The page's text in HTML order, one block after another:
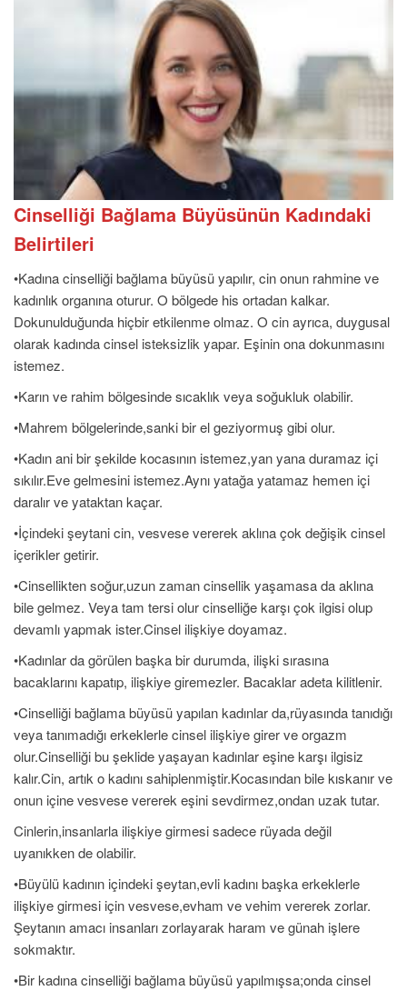
Cinselliği Bağlama Büyüsünün Kadındaki
Belirtileri
•Kadına cinselliği bağlama büyüsü yapılır, cin onun rahmine ve
kadınlık organına oturur. O bölgede his ortadan kalkar.
Dokunulduğunda hiçbir etkilenme olmaz. O cin ayrıca, duygusal
olarak kadında cinsel isteksizlik yapar. Eşinin ona dokunmasını
istemez.
•Karın ve rahim bölgesinde sıcaklık veya soğukluk olabilir.
•Mahrem bölgelerinde,sanki bir el geziyormuş gibi olur.
•Kadın ani bir şekilde kocasının istemez,yan yana duramaz içi
sıkılır.Eve gelmesini istemez.Aynı yatağa yatamaz hemen içi
daralır ve yataktan kaçar.
•İçindeki şeytani cin, vesvese vererek aklına çok değişik cinsel
içerikler getirir.
•Cinsellikten soğur,uzun zaman cinsellik yaşamasa da aklına
bile gelmez. Veya tam tersi olur cinselliğe karşı çok ilgisi olup
devamlı yapmak ister.Cinsel ilişkiye doyamaz.
•Kadınlar da görülen başka bir durumda, ilişki sırasına
bacaklarını kapatıp, ilişkiye giremezler. Bacaklar adeta kilitlenir.
•Cinselliği bağlama büyüsü yapılan kadınlar da,rüyasında tanıdığı
veya tanımadığı erkeklerle cinsel ilişkiye girer ve orgazm
olur.Cinselliği bu şeklide yaşayan kadınlar eşine karşı ilgisiz
kalır.Cin, artık o kadını sahiplenmiştir.Kocasından bile kıskanır ve
onun içine vesvese vererek eşini sevdirmez,ondan uzak tutar.
Cinlerin,insanlarla ilişkiye girmesi sadece rüyada değil
uyanıkken de olabilir.
•Büyülü kadının içindeki şeytan,evli kadını başka erkeklerle
ilişkiye girmesi için vesvese,evham ve vehim vererek zorlar.
Şeytanın amacı insanları zorlayarak haram ve günah işlere
sokmaktır.
•Bir kadına cinselliği bağlama büyüsü yapılmışsa;onda cinsel